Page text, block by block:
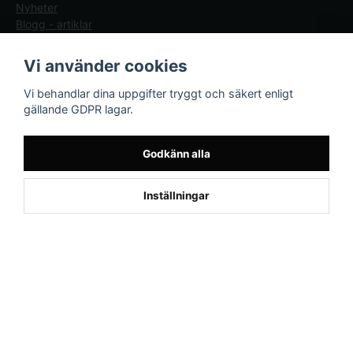
Nyheter
Blogg - artiklar
Följ oss
AB
Drottninggatan 47
×
Kund frånKolsva
beställde Motionscykel AL2 Bäst i
Test (S Kinomap/Swift - Svart)
Vi använder cookies
Vi behandlar dina uppgifter tryggt och säkert enligt
gällande GDPR lagar.
Godkänn alla
Inställningar